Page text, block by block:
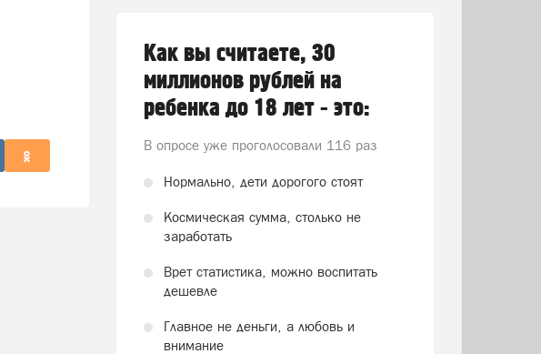
Как вы считаете, 30
миллионов рублей на
ребенка до 18 лет - это:
В опросе уже проголосовали 116 раз
Нормально, дети дорогого стоят
Космическая сумма, столько не
заработать
Врет статистика, можно воспитать
дешевле
Главное не деньги, а любовь и
внимание